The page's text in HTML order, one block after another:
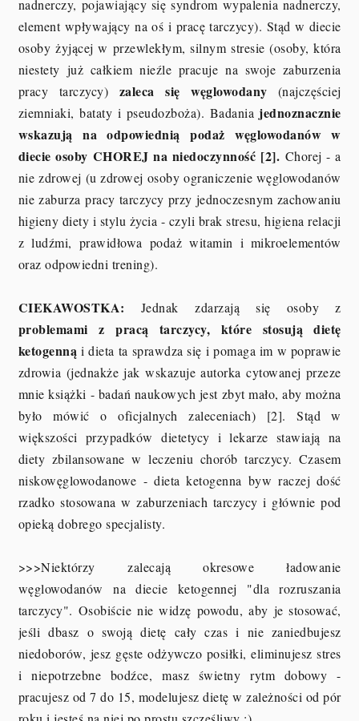
nadnerczy, pojawiający się syndrom wypalenia nadnerczy,
element wpływający na oś i pracę tarczycy). Stąd w diecie
osoby żyjącej w przewlekłym, silnym stresie (osoby, która
niestety już całkiem nieźle pracuje na swoje zaburzenia
pracy tarczycy) zaleca się węglowodany (najczęściej
ziemniaki, bataty i pseudozboża). Badania jednoznacznie
wskazują na odpowiednią podaż węglowodanów w
diecie osoby CHOREJ na niedoczynność [2]. Chorej - a
nie zdrowej (u zdrowej osoby ograniczenie węglowodanów
nie zaburza pracy tarczycy przy jednoczesnym zachowaniu
higieny diety i stylu życia - czyli brak stresu, higiena relacji
z ludźmi, prawidłowa podaż witamin i mikroelementów
oraz odpowiedni trening).
CIEKAWOSTKA: Jednak zdarzają się osoby z
problemami z pracą tarczycy, które stosują dietę
ketogenną i dieta ta sprawdza się i pomaga im w poprawie
zdrowia (jednakże jak wskazuje autorka cytowanej przeze
mnie książki - badań naukowych jest zbyt mało, aby można
było mówić o oficjalnych zaleceniach) [2]. Stąd w
większości przypadków dietetycy i lekarze stawiają na
diety zbilansowane w leczeniu chorób tarczycy. Czasem
niskowęglowodanowe - dieta ketogenna byw raczej dość
rzadko stosowana w zaburzeniach tarczycy i głównie pod
opieką dobrego specjalisty.
>>>Niektórzy zalecają okresowe ładowanie
węglowodanów na diecie ketogennej "dla rozruszania
tarczycy". Osobiście nie widzę powodu, aby je stosować,
jeśli dbasz o swoją dietę cały czas i nie zaniedbujesz
niedoborów, jesz gęste odżywczo posiłki, eliminujesz stres
i niepotrzebne bodźce, masz świetny rytm dobowy -
pracujesz od 7 do 15, modelujesz dietę w zależności od pór